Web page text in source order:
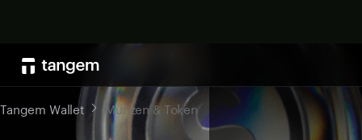
Tangem Wallet Münzen & Token